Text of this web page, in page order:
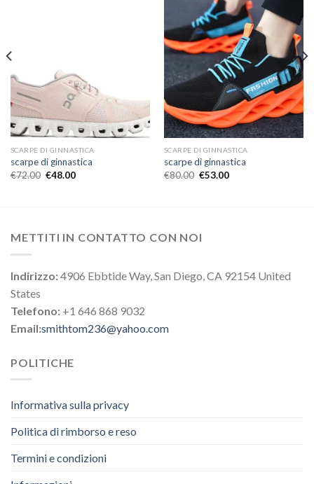
SCARPE DI GINNASTICA
scarpe di ginnastica
€72.00 €48.00
SCARPE DI GINNASTICA
scarpe di ginnastica
€80.00 €53.00
METTITI IN CONTATTO CON NOI
Indirizzo:4906 Ebbtide Way, San Diego, CA 92154 United
States
Telefono: +1 646 868 9032
Email:smithtom236@yahoo.com
POLITICHE
Informativa sulla privacy
Politica di rimborso e reso
Termini e condizioni